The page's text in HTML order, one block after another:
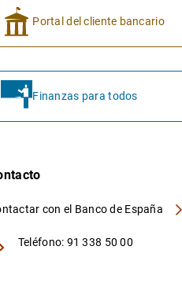
Portal del cliente bancario
Finanzas para todos
con el Banco de España
Teléfono: 91 338 50 00